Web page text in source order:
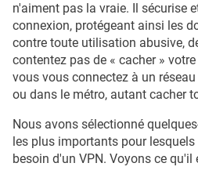
n'aiment pas la vraie. Il sécurise
connexion, protégeant ainsi les
contre toute utilisation abusive,
contentez pas de « cacher »
vous vous connectez à un
ou dans le métro, autant cacher
Nous avons sélectionné
les plus importants pour
besoin d'un VPN. Voyons ce qu'il